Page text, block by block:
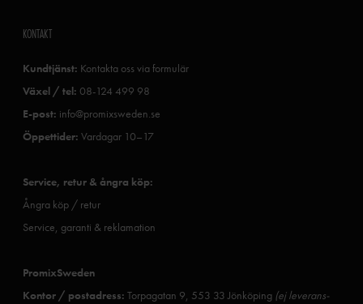
KONTAKT
Kundtjänst: Kontakta oss via formulär
Växel / tel: 08-124 499 98
E-post: info@promixsweden.se
Öppettider: Vardagar 10–17
Service, retur & ångra köp:
Ångra köp / retur
Service, garanti & reklamation
PromixSweden
Kontor / postadress: Torpagatan 9, 553 33 Jönköping (ej leverans-